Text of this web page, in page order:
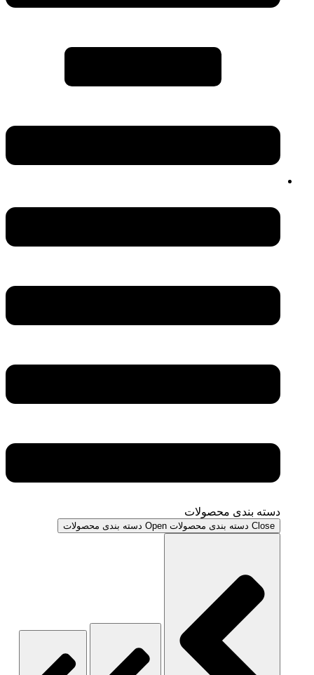
دسته بندی محصولات
Close دسته بندی محصولات Open دسته بندی محصولات